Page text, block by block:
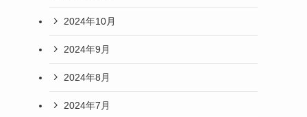
2024年10月
2024年9月
2024年8月
2024年7月